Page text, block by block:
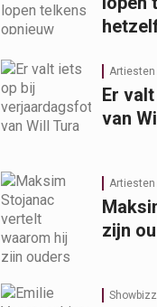
Artiesten
Er
van
Artiesten
zijn
Showbizz